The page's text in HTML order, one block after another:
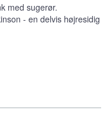
med sugerør.
- en delvis højresidig